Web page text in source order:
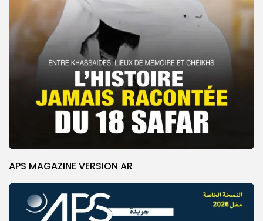
APS MAGAZINE VERSION AR